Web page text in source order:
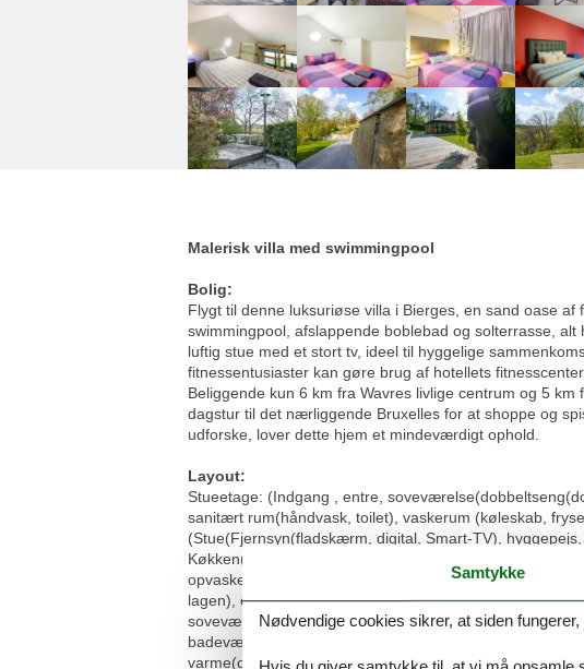
Malerisk villa med swimmingpool
Bolig:
Flygt til denne luksuriøse villa i Bierges, en sand oase
swimmingpool, afslappende boblebad og solterrasse,
luftig stue med et stort tv, ideel til hyggelige
fitnessentusiaster kan gøre brug af hotellets
Beliggende kun 6 km fra Wavres livlige centrum og 5
dagstur til det nærliggende Bruxelles for at shoppe og
udforske, lover dette hjem et mindeværdigt ophold.
Layout:
Stueetage: (Indgang , entre,
sanitært rum(håndvask, toilet), vaskerum (køleskab,
(Stue(Fjernsyn(fladskærm, digital, Smart-TV),
Køkken(elkedel, brødrister, komfur(Komfur med seks
opvaskemaskine , køle-fryseskab, Stavblender),
lagen), dobbeltseng(dobbelt dynebetræk,
soveværelse(dobbeltseng(dobbelt dynebetræk,
badeværelse(badekar med bruser, håndvask,
varme(central)) Bubble bath(privat, adgang udefra),
Samtykke
Nødvendige cookies sikrer, at siden